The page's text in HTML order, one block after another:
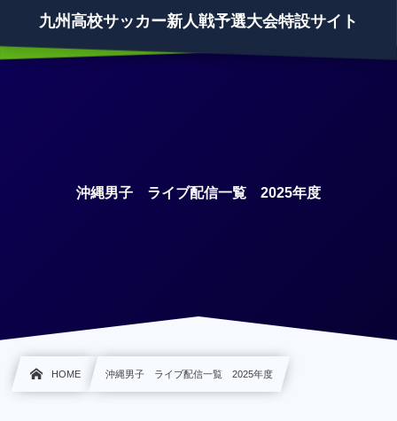
九州高校サッカー新人戦予選大会特設サイト
沖縄男子 ライブ配信一覧 2025年度
HOME 沖縄男子 ライブ配信一覧 2025年度